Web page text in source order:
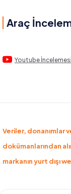
Araç
Youtube İncelemesi
Veriler, donanımlar
dokümanlarından
markanın yurt dışı